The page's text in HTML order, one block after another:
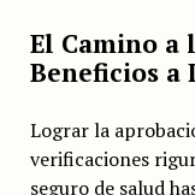
El Camino a
Beneficios a
Lograr la
verificaciones
seguro de salud